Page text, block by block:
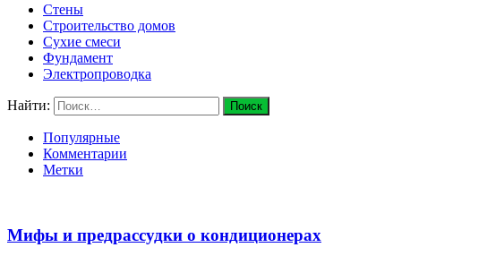
Стены
Строительство домов
Сухие смеси
Фундамент
Электропроводка
Найти:
Популярные
Комментарии
Метки
Мифы и предрассудки о кондиционерах